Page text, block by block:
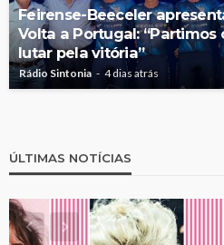
Feirense-Beeceler
Volta a Portugal:
lutar pela vitória”
Rádio Sintonia 4 dias atrás
ÚLTIMAS NOTÍCIAS